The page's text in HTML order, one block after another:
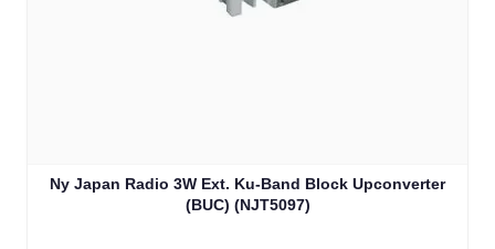
Ny Japan Radio 3W Ext. Ku-Band Block Upconverter
(BUC) (NJT5097)